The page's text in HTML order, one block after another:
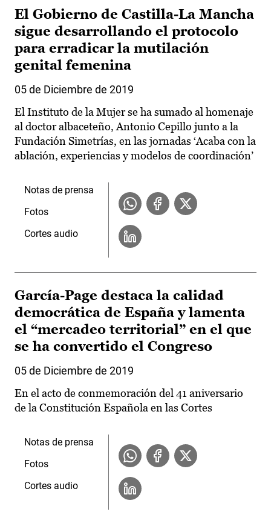
El Gobierno de Castilla-La Mancha
sigue desarrollando el protocolo
para erradicar la mutilación
genital femenina
05 de Diciembre de 2019
El Instituto de la Mujer se ha sumado al homenaje
al doctor albaceteño, Antonio Cepillo junto a la
Fundación Simetrías, en las jornadas ‘Acaba con la
ablación, experiencias y modelos de coordinación’
Notas de prensa
Fotos
Cortes audio
García-Page destaca la calidad
democrática de España y lamenta
el “mercadeo territorial” en el que
se ha convertido el Congreso
05 de Diciembre de 2019
En el acto de conmemoración del 41 aniversario
de la Constitución Española en las Cortes
Notas de prensa
Fotos
Cortes audio